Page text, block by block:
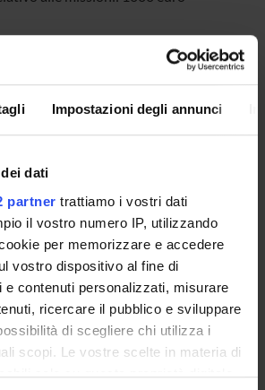
Impostazioni degli annunci
dati
partner trattiamo i vostri dati
il vostro numero IP, utilizzando
per memorizzare e accedere
vostro dispositivo al fine di
e contenuti personalizzati, misurare
ricercare il pubblico e sviluppare
di scegliere chi utilizza i
scopi. Le vostre scelte in materia di
solo su questa proprietà digitale
PROGETTO
DAL PROGETTO
inglese